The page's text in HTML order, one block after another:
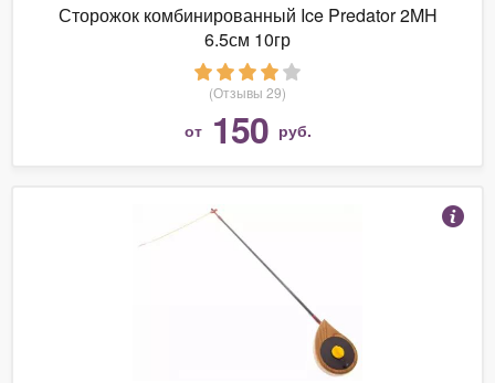
Сторожок комбинированный Ice Predator 2MH
6.5см 10гр
(Отзывы 29)
от 150 руб.